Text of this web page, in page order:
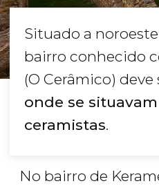
Situado a
bairro conhecido
(O Cerâmico) deve
onde se
ceramistas.
No bairro de